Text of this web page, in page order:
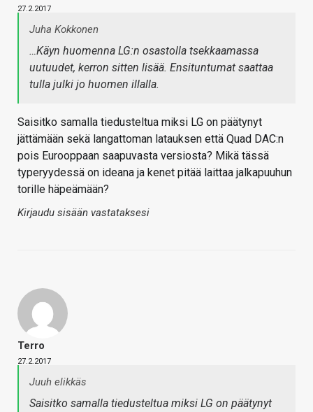
27.2.2017
Juha Kokkonen
…Käyn huomenna LG:n osastolla tsekkaamassa
uutuudet, kerron sitten lisää. Ensituntumat saattaa
tulla julki jo huomen illalla.
Saisitko samalla tiedusteltua miksi LG on päätynyt
jättämään sekä langattoman latauksen että Quad DAC:n
pois Eurooppaan saapuvasta versiosta? Mikä tässä
typeryydessä on ideana ja kenet pitää laittaa jalkapuuhun
torille häpeämään?
Kirjaudu sisään vastataksesi
Terro
27.2.2017
Juuh elikkäs
Saisitko samalla tiedusteltua miksi LG on päätynyt